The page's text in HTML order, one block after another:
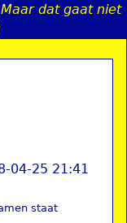
dat gaat niet
04-25 21:41
staat